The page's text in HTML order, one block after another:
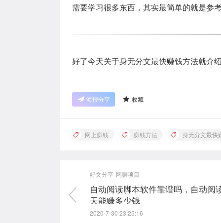
需要学习很多东西，其实最简单的就是参
好了今天关于身无分文最快赚钱方法就介
海报分享 收藏
网上赚钱 赚钱方法 身无分文最快
好文分享 网赚项目
自动阅读脚本软件靠谱吗，自动阅
天能赚多少钱
2020-7-30 23:25:16